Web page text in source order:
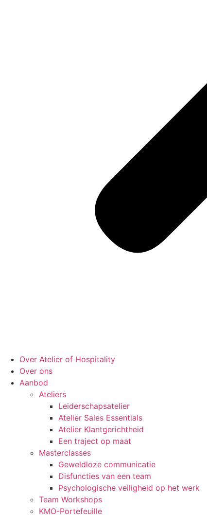
Over Atelier of Hospitality
Over ons
Aanbod
Ateliers
Leiderschapsatelier
Atelier Sales Essentials
Atelier Klantgerichtheid
Een traject op maat
Masterclasses
Geweldloze communicatie
Disfuncties van een team
Psychologische veiligheid op het werk
Team Workshops
KMO-Portefeuille